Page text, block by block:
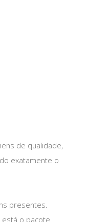
de qualidade,
exatamente o
presentes.
está o pacote